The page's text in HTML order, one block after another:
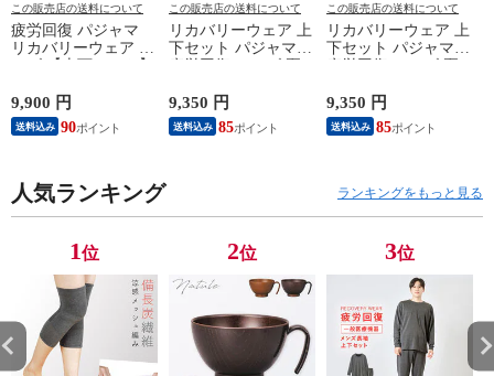
この販売店の送料について
疲労回復 パジャマ
リカバリーウェア メ
れが取れる パジャマ
血行促進 肩こり 腰
痛対策 疲れ 軽減 ル
ゼント 敬老の日 男
性用 安眠サポート
プルデザイン 杢グレ
9,900 円
送料込み 90
この販売店の送料について
リカバリーウェア 上
下セット パジャマ
ンツ 春夏用【一般医
療機器】部屋着 肩こ
り 冷え性 疲れが取
ームウェア リカバリ
9,350 円
送料込み 85
この販売店の送料について
リカバリーウェア 上
下セット パジャマ
ンツ 春夏用【一般医
療機器】部屋着 肩こ
り 冷え性 疲れが取
パが良い お得 安い
ームウェア リカバリ
9,350 円
送料込み 85
人気ランキング ランキングをもっと見る
1位 2位 3位